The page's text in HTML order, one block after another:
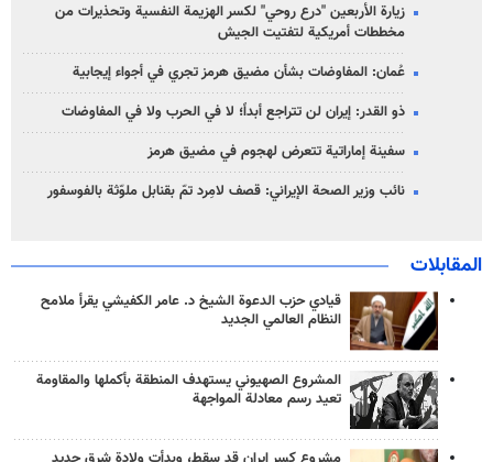
زيارة الأربعين "درع روحي" لكسر الهزيمة النفسية وتحذيرات من
مخططات أمريكية لتفتيت الجيش
عُمان: المفاوضات بشأن مضيق هرمز تجري في أجواء إيجابية
ذو القدر: إيران لن تتراجع أبداً؛ لا في الحرب ولا في المفاوضات
سفينة إماراتية تتعرض لهجوم في مضيق هرمز
نائب وزير الصحة الإيراني: قصف لامِرد تمّ بقنابل ملوّثة بالفوسفور
المقابلات
قيادي حزب الدعوة الشيخ د. عامر الكفيشي يقرأ ملامح
النظام العالمي الجديد
المشروع الصهيوني يستهدف المنطقة بأكملها والمقاومة
تعيد رسم معادلة المواجهة